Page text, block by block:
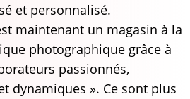
et personnalisé.
maintenant un magasin à la
photographique grâce à
passionnés,
dynamiques ». Ce sont plus